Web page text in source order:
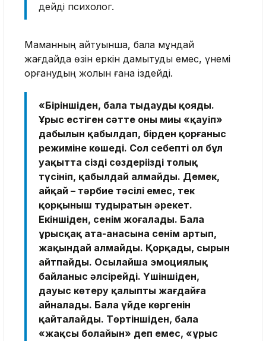
дейді психолог.
Маманның айтуынша, бала мұндай
жағдайда өзін еркін дамытуды емес, үнемі
қорғанудың жолын ғана іздейді.
«Біріншіден, бала тыңдауды қояды.
Ұрыс естіген сәтте оның миы «қауіп»
дабылын қабылдап, бірден қорғаныс
режиміне көшеді. Сол себепті ол бұл
уақытта сіздің сөздеріңізді толық
түсініп, қабылдай алмайды. Демек,
айқай – тәрбие тәсілі емес, тек
қорқыныш тудыратын әрекет.
Екіншіден, сенім жоғалады. Бала
ұрысқақ ата-анасына сенім артып,
жақындай алмайды. Қорқады, сырын
айтпайды. Осылайша эмоциялық
байланыс әлсірейді. Үшіншіден,
дауыс көтеру қалыпты жағдайға
айналады. Бала үйде көргенін
қайталайды. Төртіншіден, бала
«жақсы болайын» деп емес, «ұрыс